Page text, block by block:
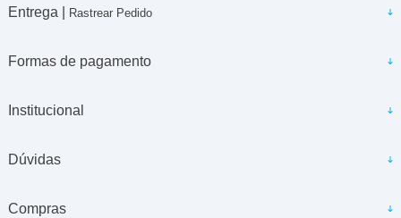
Entrega | Rastrear Pedido
Formas de pagamento
Institucional
Dúvidas
Compras